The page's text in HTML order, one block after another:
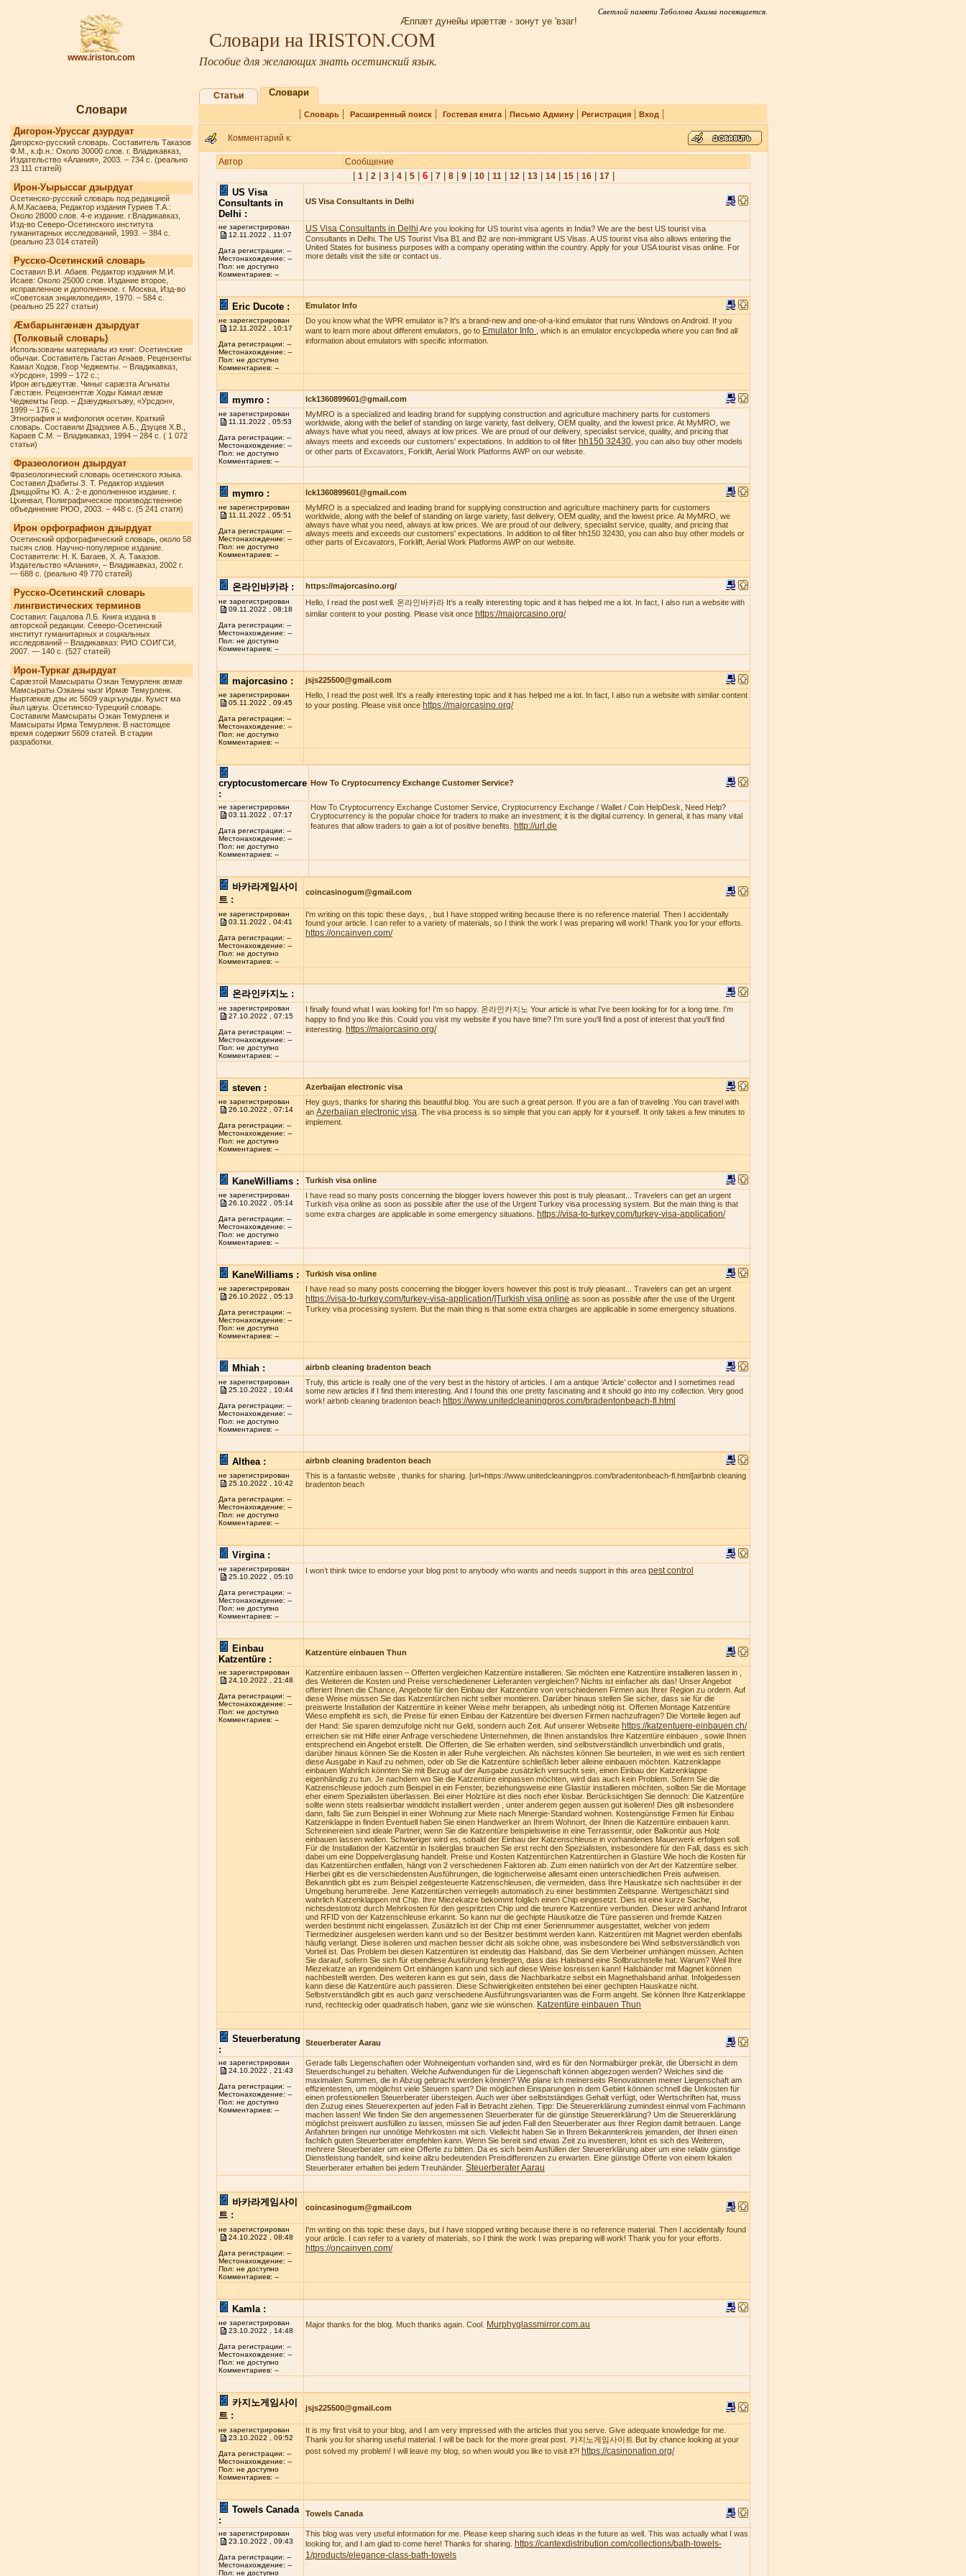
www.iriston.com
Светлой памяти Таболова Акима посвящается.
Æппæт дунейы ирæттæ - зонут уе 'взаг!
Словари на IRISTON.COM
Пособие для желающих знать осетинский язык.
Словари
Дигорон-Уруссаг дзурдуат
Дигорско-русский словарь. Составитель Таказов
Ф.М., к.ф.н.: Около 30000 слов. г. Владикавказ,
Издательство «Алания», 2003. – 734 с. (реально
23 111 статей)
Ирон-Уырыссаг дзырдуат
Осетинско-русский словарь под редакцией
А.М.Касаева, Редактор издания Гуриев Т.А.:
Около 28000 слов. 4-е издание. г.Владикавказ,
Изд-во Северо-Осетинского института
гуманитарных исследований, 1993. – 384 с.
(реально 23 014 статей)
Русско-Осетинский словарь
Составил В.И. Абаев. Редактор издания М.И.
Исаев: Около 25000 слов. Издание второе,
исправленное и дополненное. г. Москва, Изд-во
«Советская энциклопедия», 1970. – 584 с.
(реально 25 227 статьи)
Æмбарынгæнæн дзырдуат
(Толковый словарь)
Использованы материалы из книг: Осетинские
обычаи. Составитель Гастан Агнаев. Рецензенты
Камал Ходов, Геор Чеджемты. – Владикавказ,
«Урсдон», 1999 – 172 с.;
Ирон æгъдæуттæ. Чиныг сарæзта Агънаты
Гæстæн. Рецензенттæ Ходы Камал æмæ
Чеджемты Геор. – Дзæуджыхъæу, «Урсдон»,
1999 – 176 с.;
Этнография и мифология осетин. Краткий
словарь. Составили Дзадзиев А.Б., Дзуцев Х.В.,
Караев С.М. – Владикавказ, 1994 – 284 с. ( 1 072
статьи)
Фразеологион дзырдуат
Фразеологический словарь осетинского языка.
Составил Дзабиты З. Т. Редактор издания
Дзиццойты Ю. А.: 2-е дополненное издание. г.
Цхинвал, Полиграфическое производственное
объединение РЮО, 2003. – 448 с. (5 241 статя)
Ирон орфографион дзырдуат
Осетинский орфографический словарь, около 58
тысяч слов. Научно-популярное издание.
Составители: Н. К. Багаев, Х. А. Таказов.
Издательство «Алания», – Владикавказ, 2002 г.
— 688 с. (реально 49 770 статей)
Русско-Осетинский словарь
лингвистических терминов
Составил: Гацалова Л.Б. Книга издана в
авторской редакции. Северо-Осетинский
институт гуманитарных и социальных
исследований – Владикавказ: РИО СОИГСИ,
2007. — 140 с. (527 статей)
Ирон-Туркаг дзырдуат
Сарæзтой Мамсыраты Озкан Темурленк æмæ
Мамсыраты Озканы чызг Ирмæ Темурленк.
Ныртæккæ дзы ис 5609 уацхъуыды. Куыст ма
йыл цæуы. Осетинско-Турецкий словарь.
Составили Мамсыраты Озкан Темурленк и
Мамсыраты Ирма Темурленк. В настоящее
время содержит 5609 статей. В стадии
разработки.
Статьи Словари
| Словарь| Расширенный поиск| Гостевая книга| Письмо Админу| Регистрация| Вход |
Комментарий к:
Автор Сообщение
1| 2| 3| 4| 5| 6| 7| 8| 9| 10| 11| 12| 13| 14| 15| 16| 17|
US Visa
Consultants in
Delhi :
US Visa Consultants in Delhi
не зарегистрирован
12.11.2022 , 11:07
Дата регистрации: --
Местонахождение: --
Пол: не доступно
Комментариев: --
US Visa Consultants in Delhi Are you looking for US tourist visa agents in India? We are the best US tourist visa
Consultants in Delhi. The US Tourist Visa B1 and B2 are non-immigrant US Visas. A US tourist visa also allows entering the
United States for business purposes with a company operating within the country. Apply for your USA tourist visas online. For
more details visit the site or contact us.
Eric Ducote : Emulator Info
не зарегистрирован
12.11.2022 , 10:17
Дата регистрации: --
Местонахождение: --
Пол: не доступно
Комментариев: --
Do you know what the WPR emulator is? It's a brand-new and one-of-a-kind emulator that runs Windows on Android. If you
want to learn more about different emulators, go to Emulator Info
, which is an emulator encyclopedia where you can find all
information about emulators with specific information.
mymro : lck1360899601@gmail.com
не зарегистрирован
11.11.2022 , 05:53
Дата регистрации: --
Местонахождение: --
Пол: не доступно
Комментариев: --
MyMRO is a specialized and leading brand for supplying construction and agriculture machinery parts for customers
worldwide, along with the belief of standing on large variety, fast delivery, OEM quality, and the lowest price. At MyMRO, we
always have what you need, always at low prices. We are proud of our delivery, specialist service, quality, and pricing that
always meets and exceeds our customers' expectations. In addition to oil filter hh150 32430 , you can also buy other models
or other parts of Excavators, Forklift, Aerial Work Platforms AWP on our website.
mymro : lck1360899601@gmail.com
не зарегистрирован
11.11.2022 , 05:51
Дата регистрации: --
Местонахождение: --
Пол: не доступно
Комментариев: --
MyMRO is a specialized and leading brand for supplying construction and agriculture machinery parts for customers
worldwide, along with the belief of standing on large variety, fast delivery, OEM quality, and the lowest price. At MyMRO, we
always have what you need, always at low prices. We are proud of our delivery, specialist service, quality, and pricing that
always meets and exceeds our customers' expectations. In addition to oil filter hh150 32430, you can also buy other models or
other parts of Excavators, Forklift, Aerial Work Platforms AWP on our website.
온라인바카라 : https://majorcasino.org/
не зарегистрирован
09.11.2022 , 08:18
Дата регистрации: --
Местонахождение: --
Пол: не доступно
Комментариев: --
Hello, I read the post well. 온라인바카라 It's a really interesting topic and it has helped me a lot. In fact, I also run a website with
similar content to your posting. Please visit once https://majorcasino.org/
majorcasino : jsjs225500@gmail.com
не зарегистрирован
05.11.2022 , 09:45
Дата регистрации: --
Местонахождение: --
Пол: не доступно
Комментариев: --
Hello, I read the post well. It's a really interesting topic and it has helped me a lot. In fact, I also run a website with similar content
to your posting. Please visit once https://majorcasino.org/
cryptocustomercare
:
How To Cryptocurrency Exchange Customer Service?
не зарегистрирован
03.11.2022 , 07:17
Дата регистрации: --
Местонахождение: --
Пол: не доступно
Комментариев: --
How To Cryptocurrency Exchange Customer Service, Cryptocurrency Exchange / Wallet / Coin HelpDesk, Need Help?
Cryptocurrency is the popular choice for traders to make an investment; it is the digital currency. In general, it has many vital
features that allow traders to gain a lot of positive benefits.
http://url.de
바카라게임사이
트 :
coincasinogum@gmail.com
не зарегистрирован
03.11.2022 , 04:41
Дата регистрации: --
Местонахождение: --
Пол: не доступно
Комментариев: --
I'm writing on this topic these days, , but I have stopped writing because there is no reference material. Then I accidentally
found your article. I can refer to a variety of materials, so I think the work I was preparing will work! Thank you for your efforts.
https://oncainven.com/
온라인카지노 :
не зарегистрирован
27.10.2022 , 07:15
Дата регистрации: --
Местонахождение: --
Пол: не доступно
Комментариев: --
I finally found what I was looking for! I'm so happy. 온라인카지노 Your article is what I've been looking for for a long time. I'm
happy to find you like this. Could you visit my website if you have time? I'm sure you'll find a post of interest that you'll find
interesting.
https://majorcasino.org/
steven : Azerbaijan electronic visa
не зарегистрирован
26.10.2022 , 07:14
Дата регистрации: --
Местонахождение: --
Пол: не доступно
Комментариев: --
Hey guys, thanks for sharing this beautiful blog. You are such a great person. If you are a fan of traveling .You can travel with
an Azerbaijan electronic visa . The visa process is so simple that you can apply for it yourself. It only takes a few minutes to
implement.
KaneWilliams : Turkish visa online
не зарегистрирован
26.10.2022 , 05:14
Дата регистрации: --
Местонахождение: --
Пол: не доступно
Комментариев: --
I have read so many posts concerning the blogger lovers however this post is truly pleasant... Travelers can get an urgent
Turkish visa online as soon as possible after the use of the Urgent Turkey visa processing system. But the main thing is that
some extra charges are applicable in some emergency situations.
https://visa-to-turkey.com/turkey-visa-application/
KaneWilliams : Turkish visa online
не зарегистрирован
26.10.2022 , 05:13
Дата регистрации: --
Местонахождение: --
Пол: не доступно
Комментариев: --
I have read so many posts concerning the blogger lovers however this post is truly pleasant... Travelers can get an urgent
https://visa-to-turkey.com/turkey-visa-application/]Turkish visa online as soon as possible after the use of the Urgent
Turkey visa processing system. But the main thing is that some extra charges are applicable in some emergency situations.
Mhiah : airbnb cleaning bradenton beach
не зарегистрирован
25.10.2022 , 10:44
Дата регистрации: --
Местонахождение: --
Пол: не доступно
Комментариев: --
Truly, this article is really one of the very best in the history of articles. I am a antique ’Article’ collector and I sometimes read
some new articles if I find them interesting. And I found this one pretty fascinating and it should go into my collection. Very good
work! airbnb cleaning bradenton beach https://www.unitedcleaningpros.com/bradentonbeach-fl.html
Althea : airbnb cleaning bradenton beach
не зарегистрирован
25.10.2022 , 10:42
Дата регистрации: --
Местонахождение: --
Пол: не доступно
Комментариев: --
This is a fantastic website , thanks for sharing. [url=https://www.unitedcleaningpros.com/bradentonbeach-fl.html]airbnb cleaning
bradenton beach
Virgina :
не зарегистрирован
25.10.2022 , 05:10
Дата регистрации: --
Местонахождение: --
Пол: не доступно
Комментариев: --
I won’t think twice to endorse your blog post to anybody who wants and needs support in this area pest control
Einbau
Katzentüre :
Katzentüre einbauen Thun
не зарегистрирован
24.10.2022 , 21:48
Дата регистрации: --
Местонахождение: --
Пол: не доступно
Комментариев: --
Katzentüre einbauen lassen – Offerten vergleichen Katzentüre installieren. Sie möchten eine Katzentüre installieren lassen in ,
des Weiteren die Kosten und Preise verschiedenener Lieferanten vergleichen? Nichts ist einfacher als das! Unser Angebot
offeriert Ihnen die Chance, Angebote für den Einbau der Katzentüre von verschiedenen Firmen aus Ihrer Region zu ordern. Auf
diese Weise müssen Sie das Katzentürchen nicht selber montieren. Darüber hinaus stellen Sie sicher, dass sie für die
preiswerte Installation der Katzentüre in keiner Weise mehr berappen, als unbedingt nötig ist. Offerten Montage Katzentüre
Wieso empfiehlt es sich, die Preise für einen Einbau der Katzentüre bei diversen Firmen nachzufragen? Die Vorteile liegen auf
der Hand: Sie sparen demzufolge nicht nur Geld, sondern auch Zeit. Auf unserer Webseite https://katzentuere-einbauen.ch/
erreichen sie mit Hilfe einer Anfrage verschiedene Unternehmen, die Ihnen anstandslos Ihre Katzentüre einbauen , sowie Ihnen
entsprechend ein Angebot erstellt. Die Offerten, die Sie erhalten werden, sind selbstverständlich unverbindlich und gratis,
darüber hinaus können Sie die Kosten in aller Ruhe vergleichen. Als nächstes können Sie beurteilen, in wie weit es sich rentiert
diese Ausgabe in Kauf zu nehmen, oder ob Sie die Katzentüre schließlich lieber alleine einbauen möchten. Katzenklappe
einbauen Wahrlich könnten Sie mit Bezug auf der Ausgabe zusätzlich versucht sein, einen Einbau der Katzenklappe
eigenhändig zu tun. Je nachdem wo Sie die Katzentüre einpassen möchten, wird das auch kein Problem. Sofern Sie die
Katzenschleuse jedoch zum Beispiel in ein Fenster, beziehungsweise eine Glastür installieren möchten, sollten Sie die Montage
eher einem Spezialisten überlassen. Bei einer Holztüre ist dies noch eher lösbar. Berücksichtigen Sie dennoch: Die Katzentüre
sollte wenn stets realisierbar winddicht installiert werden , unter anderem gegen aussen gut isolieren! Dies gilt insbesondere
dann, falls Sie zum Beispiel in einer Wohnung zur Miete nach Minergie-Standard wohnen. Kostengünstige Firmen für Einbau
Katzenklappe in finden Eventuell haben Sie einen Handwerker an Ihrem Wohnort, der Ihnen die Katzentüre einbauen kann.
Schreinereien sind ideale Partner, wenn Sie die Katzentüre beispielsweise in eine Terrassentür, oder Balkontür aus Holz
einbauen lassen wollen. Schwieriger wird es, sobald der Einbau der Katzenschleuse in vorhandenes Mauerwerk erfolgen soll.
Für die Installation der Katzentür in Isolierglas brauchen Sie erst recht den Spezialisten, insbesondere für den Fall, dass es sich
dabei um eine Doppelverglasung handelt. Preise und Kosten Katzentürchen Katzentürchen in Glastüre Wie hoch die Kosten für
das Katzentürchen entfallen, hängt von 2 verschiedenen Faktoren ab. Zum einen natürlich von der Art der Katzentüre selber.
Hierbei gibt es die verschiedensten Ausführungen, die logischerweise allesamt einen unterschiedlichen Preis aufweisen.
Bekanntlich gibt es zum Beispiel zeitgesteuerte Katzenschleusen, die vermeiden, dass Ihre Hauskatze sich nachtsüber in der
Umgebung herumtreibe. Jene Katzentürchen verriegeln automatisch zu einer bestimmten Zeitspanne. Wertgeschätzt sind
wahrlich Katzenklappen mit Chip. Ihre Miezekatze bekommt folglich einen Chip eingesetzt. Dies ist eine kurze Sache,
nichtsdestotrotz durch Mehrkosten für den gespritzten Chip und die teurere Katzentüre verbunden. Dieser wird anhand Infrarot
und RFID von der Katzenschleuse erkannt. So kann nur die gechipte Hauskatze die Türe passieren und fremde Katzen
werden bestimmt nicht eingelassen. Zusätzlich ist der Chip mit einer Seriennummer ausgestattet, welcher von jedem
Tiermediziner ausgelesen werden kann und so der Besitzer bestimmt werden kann. Katzentüren mit Magnet werden ebenfalls
häufig verlangt. Diese isolieren und machen besser dicht als solche ohne, was insbesondere bei Wind selbstverständlich von
Vorteil ist. Das Problem bei diesen Katzentüren ist eindeutig das Halsband, das Sie dem Vierbeiner umhängen müssen. Achten
Sie darauf, sofern Sie sich für ebendiese Ausführung festlegen, dass das Halsband eine Sollbruchstelle hat. Warum? Weil Ihre
Miezekatze an irgendeinem Ort einhängen kann und sich auf diese Weise losreissen kann! Halsbänder mit Magnet können
nachbestellt werden. Des weiteren kann es gut sein, dass die Nachbarkatze selbst ein Magnethalsband anhat. Infolgedessen
kann diese die Katzentüre auch passieren. Diese Schwierigkeiten entstehen bei einer gechipten Hauskatze nicht.
Selbstverständlich gibt es auch ganz verschiedene Ausführungsvarianten was die Form angeht. Sie können Ihre Katzenklappe
rund, rechteckig oder quadratisch haben, ganz wie sie wünschen.
Katzentüre einbauen Thun
Steuerberatung
:
Steuerberater Aarau
не зарегистрирован
24.10.2022 , 21:43
Дата регистрации: --
Местонахождение: --
Пол: не доступно
Комментариев: --
Gerade falls Liegenschaften oder Wohneigentum vorhanden sind, wird es für den Normalbürger prekär, die Übersicht in dem
Steuerdschungel zu behalten. Welche Aufwendungen für die Liegenschaft können abgezogen werden? Welches sind die
maximalen Summen, die in Abzug gebracht werden können? Wie plane ich meinerseits Renovationen meiner Liegenschaft am
effizientesten, um möglichst viele Steuern spart? Die möglichen Einsparungen in dem Gebiet können schnell die Unkosten für
einen professionellen Steuerberater übersteigen. Auch wer über selbstständiges Gehalt verfügt, oder Wertschriften hat, muss
den Zuzug eines Steuerexperten auf jeden Fall in Betracht ziehen. Tipp: Die Steuererklärung zumindest einmal vom Fachmann
machen lassen! Wie finden Sie den angemessenen Steuerberater für die günstige Steuererklärung? Um die Steuererklärung
möglichst preiswert ausfüllen zu lassen, müssen Sie auf jeden Fall den Steuerberater aus Ihrer Region damit betrauen. Lange
Anfahrten bringen nur unnötige Mehrkosten mit sich. Vielleicht haben Sie in Ihrem Bekanntenkreis jemanden, der Ihnen einen
fachlich guten Steuerberater empfehlen kann. Wenn Sie bereit sind etwas Zeit zu investieren, lohnt es sich des Weiteren,
mehrere Steuerberater um eine Offerte zu bitten. Da es sich beim Ausfüllen der Steuererklärung aber um eine relativ günstige
Dienstleistung handelt, sind keine allzu bedeutenden Preisdifferenzen zu erwarten. Eine günstige Offerte von einem lokalen
Steuerberater erhalten bei jedem Treuhänder. Steuerberater Aarau
바카라게임사이
트 :
coincasinogum@gmail.com
не зарегистрирован
24.10.2022 , 08:48
Дата регистрации: --
Местонахождение: --
Пол: не доступно
Комментариев: --
I'm writing on this topic these days, but I have stopped writing because there is no reference material. Then I accidentally found
your article. I can refer to a variety of materials, so I think the work I was preparing will work! Thank you for your efforts.
https://oncainven.com/
Kamla :
не зарегистрирован
23.10.2022 , 14:48
Дата регистрации: --
Местонахождение: --
Пол: не доступно
Комментариев: --
Major thanks for the blog. Much thanks again. Cool. Murphyglassmirror.com.au
카지노게임사이
트 :
jsjs225500@gmail.com
не зарегистрирован
23.10.2022 , 09:52
Дата регистрации: --
Местонахождение: --
Пол: не доступно
Комментариев: --
It is my first visit to your blog, and I am very impressed with the articles that you serve. Give adequate knowledge for me.
Thank you for sharing useful material. I will be back for the more great post. 카지노게임사이트 But by chance looking at your
post solved my problem! I will leave my blog, so when would you like to visit it?! https://casinonation.org/
Towels Canada
:
Towels Canada
не зарегистрирован
23.10.2022 , 09:43
Дата регистрации: --
Местонахождение: --
Пол: не доступно
This blog was very useful information for me. Please keep sharing such ideas in the future as well. This was actually what I was
looking for, and I am glad to come here! Thanks for sharing.
https://cantexdistribution.com/collections/bath-towels-
1/products/elegance-class-bath-towels